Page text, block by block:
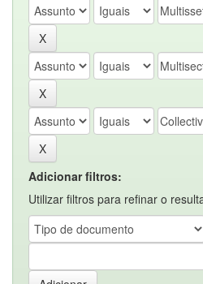
Adicionar filtros:
Utilizar filtros para refinar o